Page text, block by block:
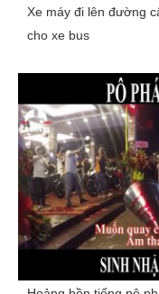
Xe máy đi lên đường
cho xe bus